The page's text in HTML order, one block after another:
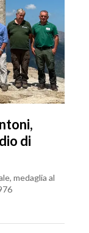
di
medaglia al